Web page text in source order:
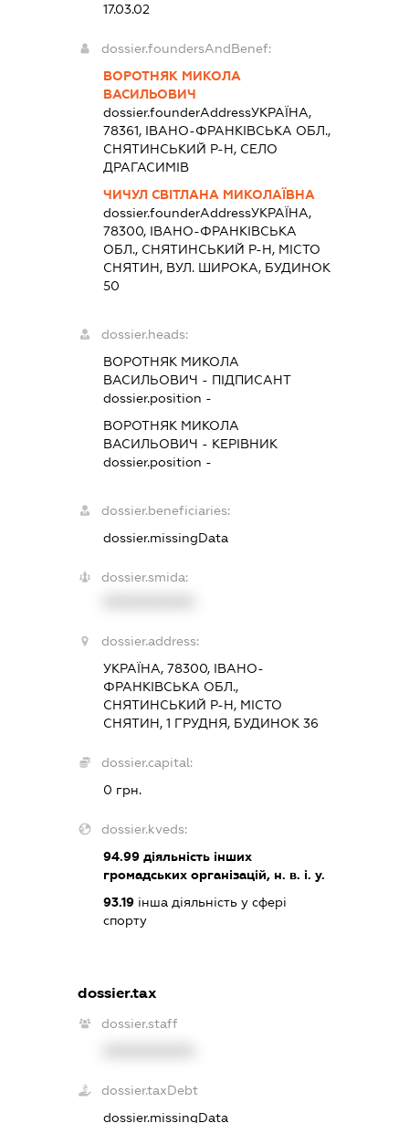
17.03.02
dossier.foundersAndBenef:
ВОРОТНЯК МИКОЛА
ВАСИЛЬОВИЧ
dossier.founderAddressУКРАЇНА,
78361, ІВАНО-ФРАНКІВСЬКА ОБЛ.,
СНЯТИНСЬКИЙ Р-Н, СЕЛО
ДРАГАСИМІВ
ЧИЧУЛ СВІТЛАНА МИКОЛАЇВНА
dossier.founderAddressУКРАЇНА,
78300, ІВАНО-ФРАНКІВСЬКА
ОБЛ., СНЯТИНСЬКИЙ Р-Н, МІСТО
СНЯТИН, ВУЛ. ШИРОКА, БУДИНОК
50
dossier.heads:
ВОРОТНЯК МИКОЛА
ВАСИЛЬОВИЧ - ПІДПИСАНТ
dossier.position -
ВОРОТНЯК МИКОЛА
ВАСИЛЬОВИЧ - КЕРІВНИК
dossier.position -
dossier.beneficiaries:
dossier.missingData
dossier.smida:
dossier.address:
УКРАЇНА, 78300, ІВАНО-
ФРАНКІВСЬКА ОБЛ.,
СНЯТИНСЬКИЙ Р-Н, МІСТО
СНЯТИН, 1 ГРУДНЯ, БУДИНОК 36
dossier.capital:
0 грн.
dossier.kveds:
94.99 діяльність інших
громадських організацій, н. в. і. у.
93.19 інша діяльність у сфері
спорту
dossier.tax
dossier.staff
dossier.taxDebt
dossier.missingData